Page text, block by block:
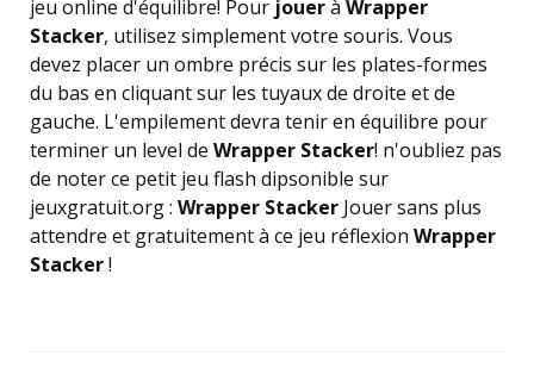
jeu online d'équilibre! Pour jouerà Wrapper
Stacker, utilisez simplement votre souris. Vous
devez placer un ombre précis sur les plates-formes
du bas en cliquant sur les tuyaux de droite et de
gauche. L'empilement devra tenir en équilibre pour
terminer un level de Wrapper Stacker! n'oubliez pas
de noter ce petit jeu flash dipsonible sur
jeuxgratuit.org : Wrapper Stacker Jouer sans plus
attendre et gratuitement à ce jeu réflexion Wrapper
Stacker!